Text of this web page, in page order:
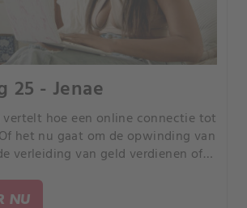
25 - Jenae
vertelt hoe een online connectie tot
het nu gaat om de opwinding van
verleiding van geld verdienen of
heeft een tragisch einde.
NU